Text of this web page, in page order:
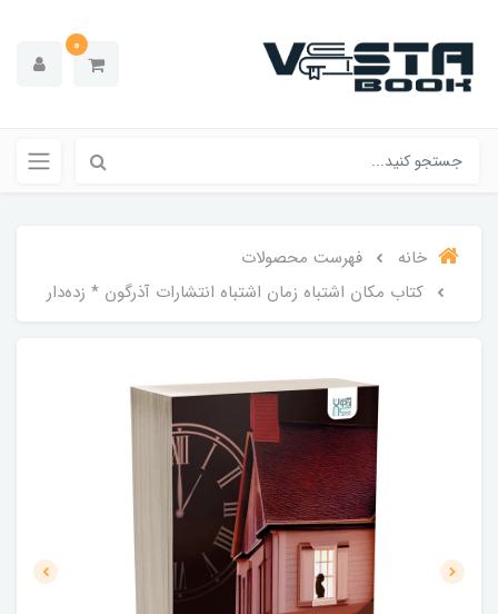
0
خانه
فهرست محصولات
کتاب مکان اشتباه زمان اشتباه انتشارات آذرگون * زده‌دار